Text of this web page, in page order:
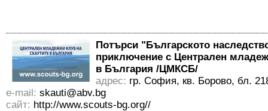
Потърси "Българското
приключение с Централен
в България /ЦМКСБ/
адрес: гр. София, кв. Борово, бл.
е-mail: skauti@abv.bg
сайт: http://www.scouts-bg.org//